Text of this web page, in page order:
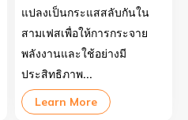
แปลงเป็นกระแสสลับกันใน
สามเฟสเพื่อให้การกระจาย
พลังงานและใช้อย่างมี
ประสิทธิภาพ...
Learn More